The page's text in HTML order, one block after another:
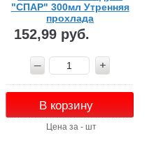
"СПАР" 300мл Утренняя
прохлада
152,99 руб.
В корзину
Цена за - шт